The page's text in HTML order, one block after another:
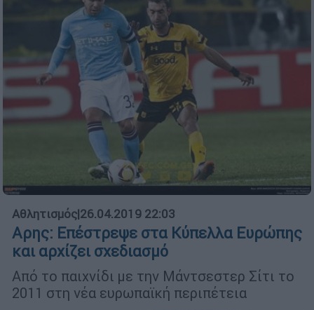
Αθλητισμός|26.04.2019 22:03
Αρης: Επέστρεψε στα Κύπελλα Ευρώπης
και αρχίζει σχεδιασμό
Από το παιχνίδι με την Μάντσεστερ Σίτι το
2011 στη νέα ευρωπαϊκή περιπέτεια